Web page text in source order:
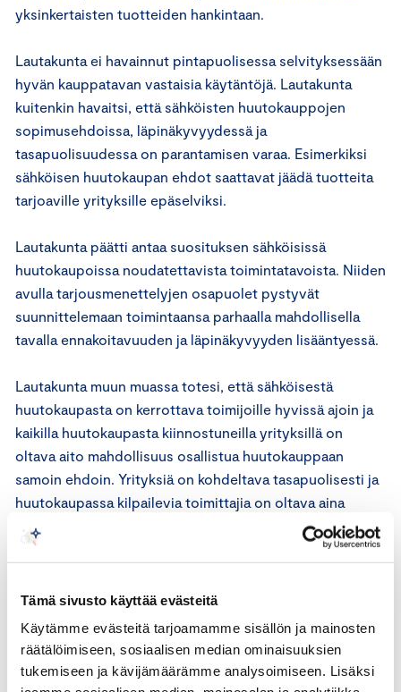
Tämä sivusto käyttää evästeitä
Käytämme evästeitä tarjoamamme sisällön ja mainosten
räätälöimiseen, sosiaalisen median ominaisuuksien
tukemiseen ja kävijämäärämme analysoimiseen. Lisäksi
yksinkertaisten tuotteiden hankintaan.
Lautakunta ei havainnut pintapuolisessa selvityksessään
hyvän kauppatavan vastaisia käytäntöjä. Lautakunta
kuitenkin havaitsi, että sähköisten huutokauppojen
sopimusehdoissa, läpinäkyvyydessä ja
tasapuolisuudessa on parantamisen varaa. Esimerkiksi
sähköisen huutokaupan ehdot saattavat jäädä tuotteita
tarjoaville yrityksille epäselviksi.
Lautakunta päätti antaa suosituksen sähköisissä
huutokaupoissa noudatettavista toimintatavoista. Niiden
avulla tarjousmenettelyjen osapuolet pystyvät
suunnittelemaan toimintaansa parhaalla mahdollisella
tavalla ennakoitavuuden ja läpinäkyvyyden lisääntyessä.
Lautakunta muun muassa totesi, että sähköisestä
huutokaupasta on kerrottava toimijoille hyvissä ajoin ja
kaikilla huutokaupasta kiinnostuneilla yrityksillä on
oltava aito mahdollisuus osallistua huutokauppaan
samoin ehdoin. Yrityksiä on kohdeltava tasapuolisesti ja
huutokaupassa kilpailevia toimittajia on oltava aina
vähintään kaksi.
mukaan sähköisten huutokauppojen merkitys saattaa
kehittyessä. Lisäksi esimerkiksi viimeaikainen ruoan
hinnan kallistuminen voi olla omiaan lisäämään
sähköisten huutokauppojen suosiota